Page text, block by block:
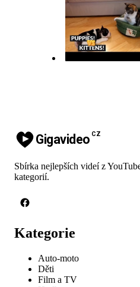
Gigavideo CZ
Sbírka nejlepších videí z
kategorií.
Kategorie
Auto-moto
Děti
Film a TV